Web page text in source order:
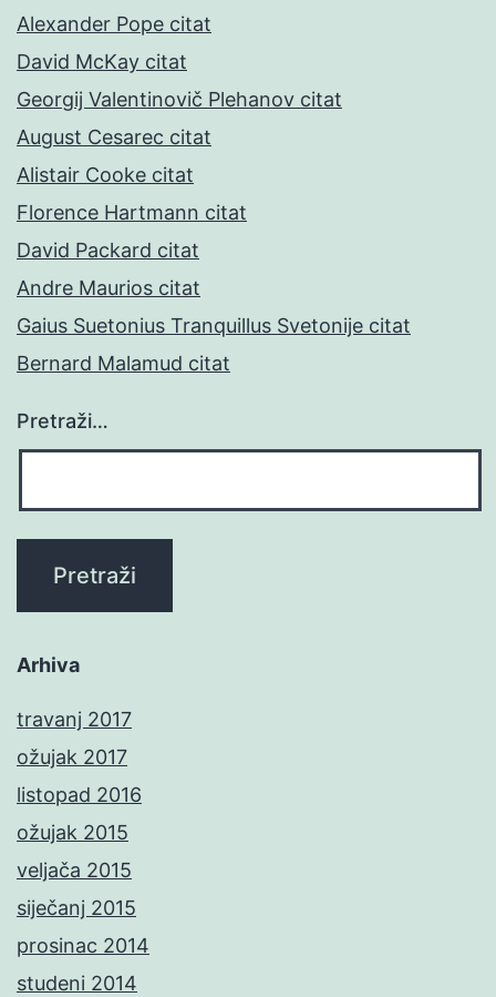
Alexander Pope citat
David McKay citat
Georgij Valentinovič Plehanov citat
August Cesarec citat
Alistair Cooke citat
Florence Hartmann citat
David Packard citat
Andre Maurios citat
Gaius Suetonius Tranquillus Svetonije citat
Bernard Malamud citat
Pretraži…
Arhiva
travanj 2017
ožujak 2017
listopad 2016
ožujak 2015
veljača 2015
siječanj 2015
prosinac 2014
studeni 2014